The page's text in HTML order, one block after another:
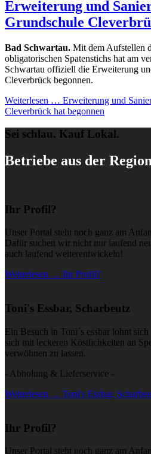
Erweiterung und
Grundschule
Bad Schwartau. Mit dem Aufstellen
obligatorischen Spatenstichs hat am
Schwartau offiziell die Erweiterung
Cleverbrück begonnen.
Weiterlesen … Erweiterung und
Cleverbrück hat begonnen
Sei schlau. Kauf Lokal.
Betriebe aus der Region
Ihr Profil?
Unser Portal steht noch ganz am
Dafür suchen wir nicht nur laufend
auch laufend weiterentwickeln!
Weiterlesen … Ihr Profil?
Toni's Essbar, Scharbeutz
Ein Besuch in Toni´s essbar lohnt
sich mit leckeren Köstlichkeiten an
verwöhnen zu lassen.
- Abholung & Lieferservice -
Weiterlesen … Toni's Essbar,
Ihr Profil?
Unser Portal steht noch ganz am